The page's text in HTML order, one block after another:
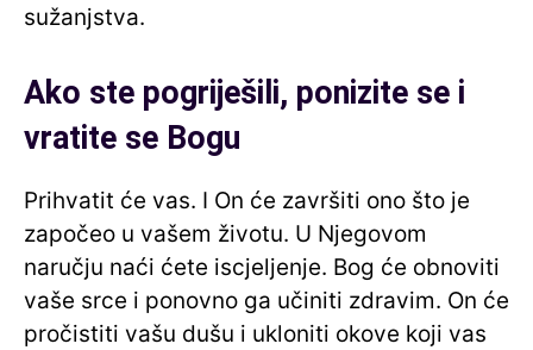
sužanjstva.
Ako ste pogriješili, ponizite se i
vratite se Bogu
Prihvatit će vas. I On će završiti ono što je
započeo u vašem životu. U Njegovom
naručju naći ćete iscjeljenje. Bog će obnoviti
vaše srce i ponovno ga učiniti zdravim. On će
pročistiti vašu dušu i ukloniti okove koji vas